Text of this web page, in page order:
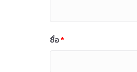
ชื่อ*